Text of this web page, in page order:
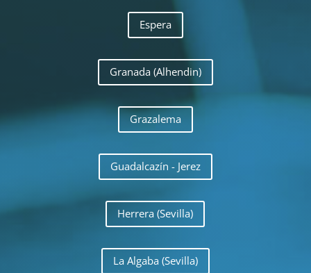
Espera
Granada (Alhendin)
Grazalema
Guadalcazín - Jerez
Herrera (Sevilla)
La Algaba (Sevilla)